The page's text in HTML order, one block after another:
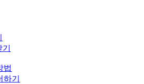
법
기